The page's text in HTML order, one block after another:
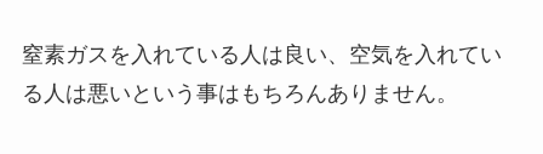
窒素ガスを入れている人は良い、空気を入れてい
る人は悪いという事はもちろんありません。